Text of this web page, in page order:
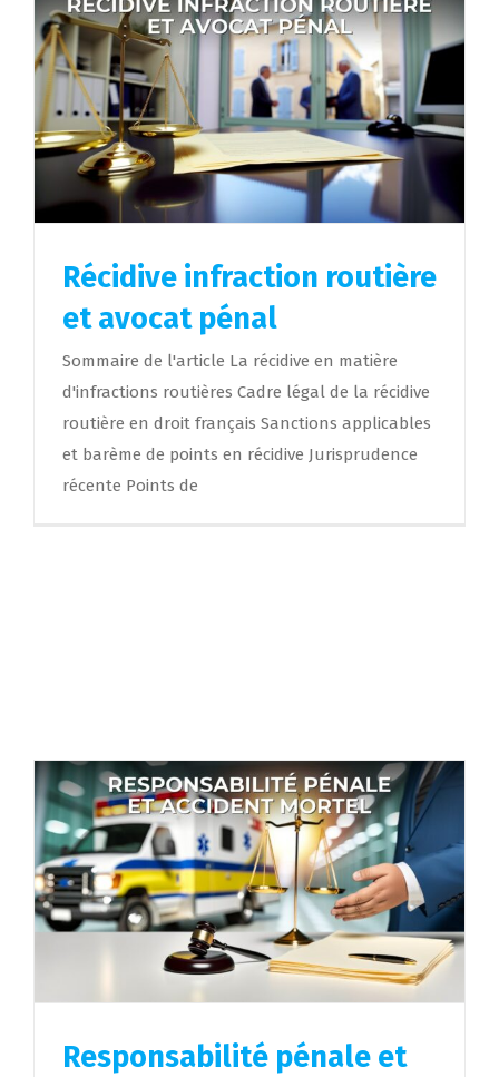
Récidive infraction routière
et avocat pénal
Sommaire de l'article La récidive en matière
d'infractions routières Cadre légal de la récidive
routière en droit français Sanctions applicables
et barème de points en récidive Jurisprudence
récente Points de
Responsabilité pénale et